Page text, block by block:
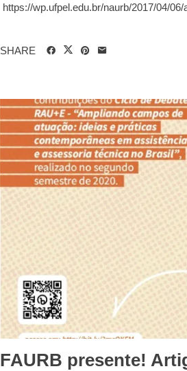
https://wp.ufpel.edu.br/naurb/2017/04/
SHARE
FAURB presente!